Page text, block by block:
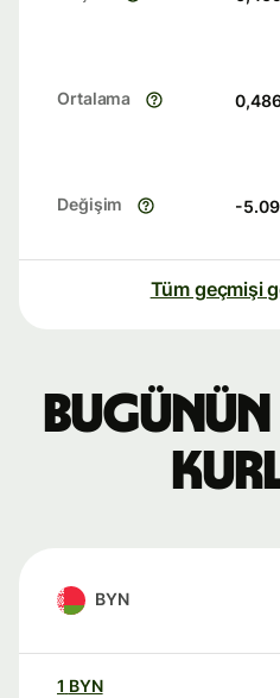
Ortalama
Değişim -5.09
Tüm geçmişi
Bugünün
BYN
1 BYN